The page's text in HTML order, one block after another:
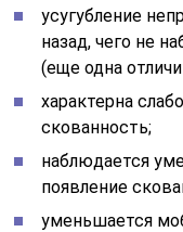
усугубление
назад, чего не
(еще одна
характерна
скованность;
наблюдается
появление
уменьшается